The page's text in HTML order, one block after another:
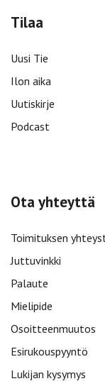
Tilaa
Uusi Tie
Ilon aika
Uutiskirje
Podcast
Ota yhteyttä
Toimituksen
Juttuvinkki
Palaute
Mielipide
Osoitteenmuutos
Esirukouspyyntö
Lukijan kysymys